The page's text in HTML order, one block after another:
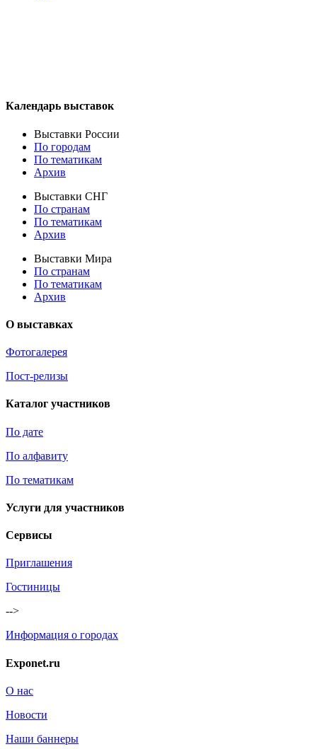
Календарь выставок
Выставки России
По городам
По тематикам
Архив
Выставки СНГ
По странам
По тематикам
Архив
Выставки Мира
По странам
По тематикам
Архив
О выставках
Фотогалерея
Пост-релизы
Каталог участников
По дате
По алфавиту
По тематикам
Услуги для участников
Сервисы
Приглашения
Гостиницы
-->
Информация о городах
Exponet.ru
О нас
Новости
Наши баннеры